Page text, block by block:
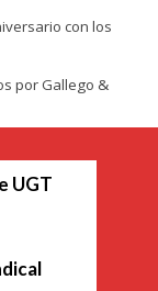
con los
por Gallego &
UGT